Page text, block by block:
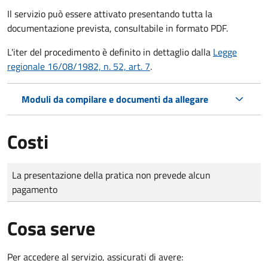
Il servizio può essere attivato presentando tutta la
documentazione prevista, consultabile in formato PDF.
L'iter del procedimento è definito in dettaglio dalla Legge
regionale 16/08/1982, n. 52, art. 7.
Moduli da compilare e documenti da allegare
Costi
Tipo di pagamento
Importo
La presentazione della pratica non prevede alcun
pagamento
Cosa serve
Per accedere al servizio, assicurati di avere: